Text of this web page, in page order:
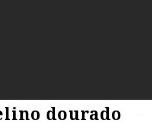
dourado